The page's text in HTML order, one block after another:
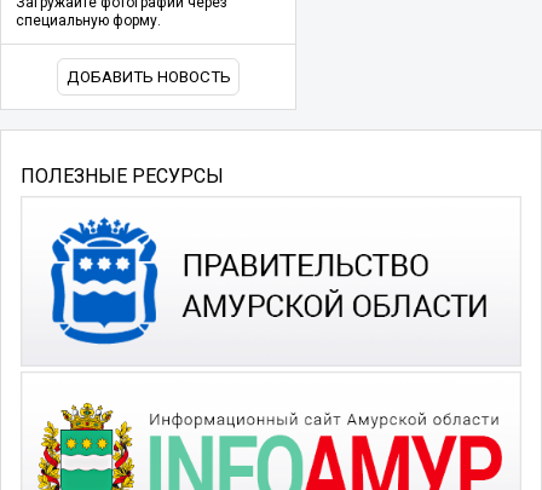
специальную форму.
ДОБАВИТЬ НОВОСТЬ
ПОЛЕЗНЫЕ РЕСУРСЫ